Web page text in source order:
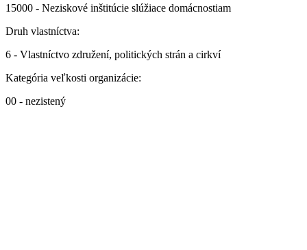
15000 - Neziskové inštitúcie slúžiace domácnostiam
Druh vlastníctva:
6 - Vlastníctvo združení, politických strán a cirkví
Kategória veľkosti organizácie:
00 - nezistený